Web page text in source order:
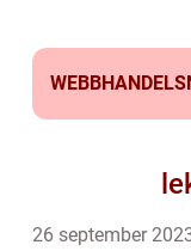
26 september